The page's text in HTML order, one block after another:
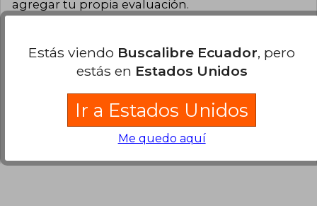
agregar tu propia evaluación.
0% (0)
0% (0)
0% (0)
Estás viendo Buscalibre Ecuador, pero
estás en Estados Unidos
Ir a Estados Unidos
Me quedo aquí